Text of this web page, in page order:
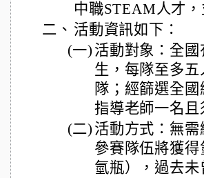
中職STEAM人才
二、 活動資訊如下：
(一) 活動對象：全
生，每隊至多
隊；經篩選全
指導老師一名
(二) 活動方式：無
參賽隊伍將獲
氫瓶），過去